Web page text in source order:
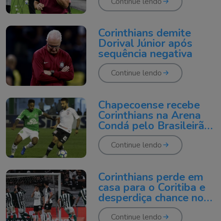
Corinthians demite
Dorival Júnior após
sequência negativa
Continue lendo
Chapecoense recebe
Corinthians na Arena
Condá pelo Brasileirão
2026
Continue lendo
Corinthians perde em
casa para o Coritiba e
desperdiça chance no
Brasileirão
Continue lendo